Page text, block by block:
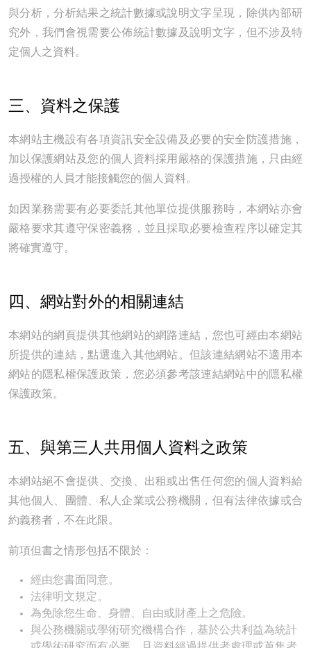
與分析，分析結果之統計數據或說明文字呈現，除供內部研
究外，我們會視需要公佈統計數據及說明文字，但不涉及特
定個人之資料。
三、資料之保護
本網站主機設有各項資訊安全設備及必要的安全防護措施，
加以保護網站及您的個人資料採用嚴格的保護措施，只由經
過授權的人員才能接觸您的個人資料。
如因業務需要有必要委託其他單位提供服務時，本網站亦會
嚴格要求其遵守保密義務，並且採取必要檢查程序以確定其
將確實遵守。
四、網站對外的相關連結
本網站的網頁提供其他網站的網路連結，您也可經由本網站
所提供的連結，點選進入其他網站。但該連結網站不適用本
網站的隱私權保護政策，您必須參考該連結網站中的隱私權
保護政策。
五、與第三人共用個人資料之政策
本網站絕不會提供、交換、出租或出售任何您的個人資料給
其他個人、團體、私人企業或公務機關，但有法律依據或合
約義務者，不在此限。
前項但書之情形包括不限於：
經由您書面同意。
法律明文規定。
為免除您生命、身體、自由或財產上之危險。
與公務機關或學術研究機構合作，基於公共利益為統計